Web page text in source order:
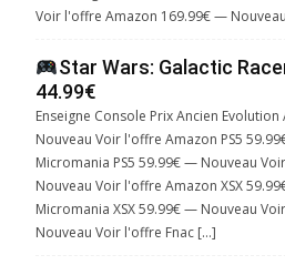
Voir l'offre Amazon 169.99€ —
Star Wars: Galactic
44.99€
Enseigne Console Prix Ancien
Nouveau Voir l'offre Amazon PS5
Micromania PS5 59.99€ — Nouveau
Nouveau Voir l'offre Amazon XSX
Micromania XSX 59.99€ — Nouveau
Nouveau Voir l'offre Fnac […]